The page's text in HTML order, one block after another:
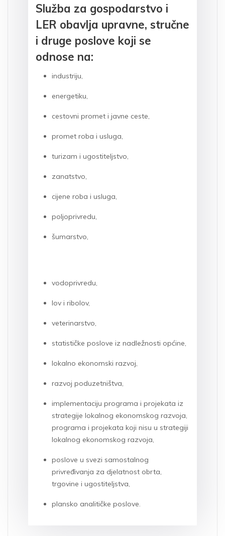
Služba za gospodarstvo i
LER obavlja upravne, stručne
i druge poslove koji se
odnose na:
industriju,
energetiku,
cestovni promet i javne ceste,
promet roba i usluga,
turizam i ugostiteljstvo,
zanatstvo,
cijene roba i usluga,
poljoprivredu,
šumarstvo,
vodoprivredu,
lov i ribolov,
veterinarstvo,
statističke poslove iz nadležnosti općine,
lokalno ekonomski razvoj,
razvoj poduzetništva,
implementaciju programa i projekata iz
strategije lokalnog ekonomskog razvoja,
programa i projekata koji nisu u strategiji
lokalnog ekonomskog razvoja,
poslove u svezi samostalnog
privređivanja za djelatnost obrta,
trgovine i ugostiteljstva,
plansko analitičke poslove.